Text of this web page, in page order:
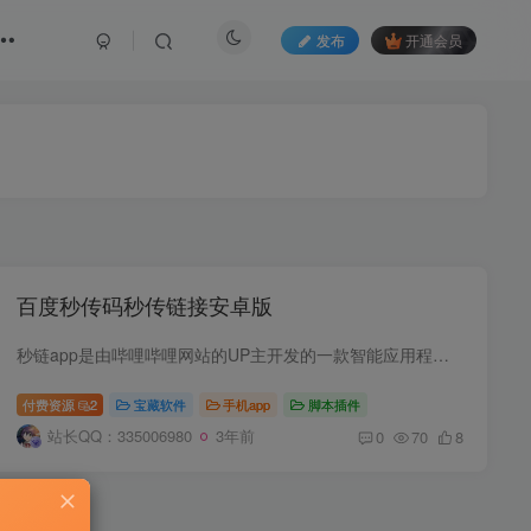
发布 开通会员
百度秒传码秒传链接安卓版
秒链app是由哔哩哔哩网站的UP主开发的一款智能应用程序，它能够支持链接文件的一键保存，还可以快传，功能非常强大，支持多账号登录，还支持百度账号、qq、微信、微博等多种登录方式，有了它将...
付费资源 2 宝藏软件 手机app 脚本插件
站长QQ：335006980 3年前 0 70 8